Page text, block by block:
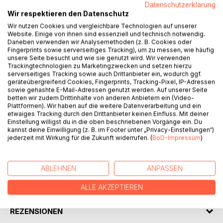
BESCHREIBUNG
Ein Rees – eine kleine versponnene Geschichte über
Moses.
Moses? Den meint man doch aus der Bibel zu kennen.
Aber unser Moses kommt nicht aus Ägypten, sondern ist
an der deutschen Nordseeküste aufgewachsen! Jawoll!
Und wie sich das für einen richtigen norddeutschen Jung´
so gehört, hat er eine Menge erlebt.... Doch Achtung: es
könnte auch ein bisschen Seemannsgarn dabei sein…
REZENSIONEN
Datenschutzerklärung
Wir respektieren den Datenschutz
Wir nutzen Cookies und vergleichbare Technologien auf unserer
Website. Einige von ihnen sind essenziell und technisch notwendig.
Daneben verwenden wir Analysemethoden (z. B. Cookies oder
Fingerprints sowie serverseitiges Tracking), um zu messen, wie häufig
unsere Seite besucht und wie sie genutzt wird. Wir verwenden
Trackingtechnologien zu Marketingzwecken und setzen hierzu
serverseitiges Tracking sowie auch Drittanbieter ein, wodurch ggf.
geräteübergreifend Cookies, Fingerprints, Tracking-Pixel, IP-Adressen
sowie gehashte E-Mail-Adressen genutzt werden. Auf unserer Seite
betten wir zudem Drittinhalte von anderen Anbietern ein (Video-
Plattformen). Wir haben auf die weitere Datenverarbeitung und ein
etwaiges Tracking durch den Drittanbieter keinen Einfluss. Mit deiner
Einstellung willigst du in die oben beschriebenen Vorgänge ein. Du
kannst deine Einwilligung (z. B. im Footer unter „Privacy-Einstellungen“)
jederzeit mit Wirkung für die Zukunft widerrufen. (BoD-Impressum)
ABLEHNEN ANPASSEN
ALLE AKZEPTIEREN